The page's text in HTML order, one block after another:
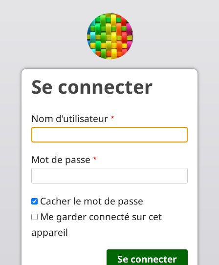
Se connecter
Nom d'utilisateur
Mot de passe
Cacher le mot de passe
Me garder connecté sur cet
appareil